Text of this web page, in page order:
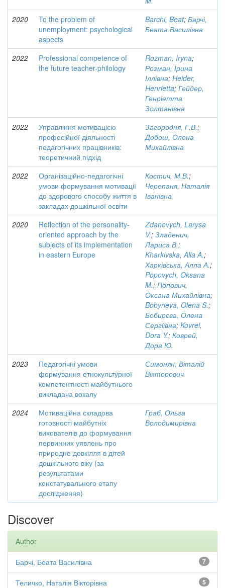
2020
To the problem of
unemployment: psychological
aspects
Barchi, Beat; Барчі,
Беата Василівна
2022
Professional competence of
the future teacher-philology
Rozman, Iryna;
Розман, Ірина
Іллівна; Heider,
Henrietta; Гейдер,
Генріетта
Золтанівна
2022
Управління мотивацією
професійної діяльності
педагогічних працівників:
теоретичний підхід
Загородня, Г.В.;
Добош, Олена
Михайлівна
2022
Організаційно-педагогічні
умови формування мотивації
до здорового способу життя в
закладах дошкільної освіти
Костич, М.В.;
Черепаня, Наталія
Іванівна
2020
Reflection of the personality-
oriented approach by the
subjects of its implementation
in eastern Europe
Zdanevych, Larysa
V.; Зладенич,
Лариса В.;
Kharkivska, Alla A.;
Харківська, Алла А.;
Popovych, Oksana
M.; Попович,
Оксана Михайлівна;
Bobyrieva, Olena S.;
Бобирєва, Олена
Сергіївна; Kovrei,
Dora Y.; Коврей,
Дора Ю.
2023
Педагогічні умови
формування етнокультурної
компетентності майбутнього
викладача вокалу
Симонян, Віталій
Вікторович
2024
Мотиваційна складова
готовності майбутніх
вихователів до формування
первинних уявлень про
природне довкілля в дітей
дошкільного віку (за
результатами
констатувального етапу
дослідження)
Граб, Ольга
Володимирівна
Discover
Author
7
Барчі, Беата Василівна
5
Теличко, Наталія Вікторівна